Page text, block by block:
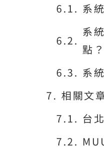
系
系
點？
系
相關文
台